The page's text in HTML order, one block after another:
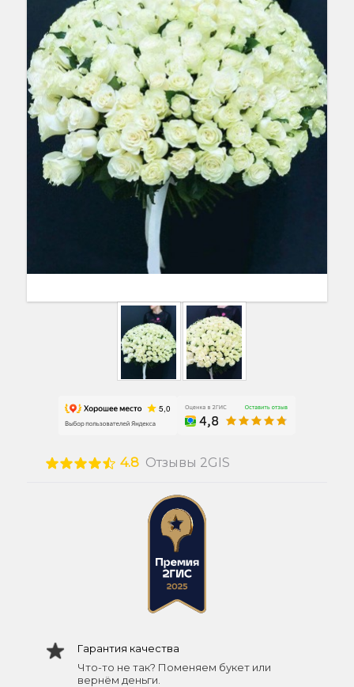
4.8 Отзывы 2GIS
Гарантия качества
Что-то не так? Поменяем букет или
вернём деньги.